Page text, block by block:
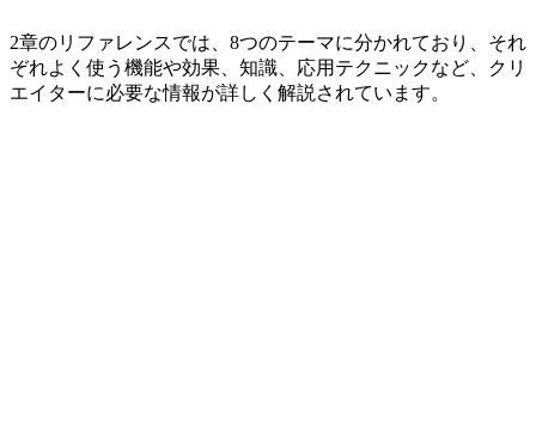
2章のリファレンスでは、8つのテーマに分かれており、それ
ぞれよく使う機能や効果、知識、応用テクニックなど、クリ
エイターに必要な情報が詳しく解説されています。